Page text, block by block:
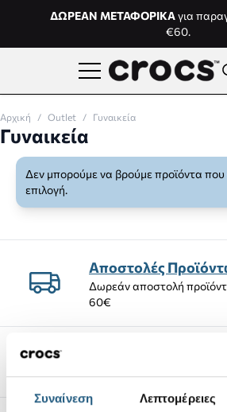
Συναίνεση Λεπτομέρειες
Μετάβαση στο περιεχόμενο
ΔΩΡΕΑΝ ΜΕΤΑΦΟΡΙΚΑγια
€60.
Αρχική / Outlet / Γυναικεία
Γυναικεία
Δεν μπορούμε να βρούμε προϊόντα που
επιλογή.
Αποστολές
Δωρεάν αποστολή
60€
Δωρεάν